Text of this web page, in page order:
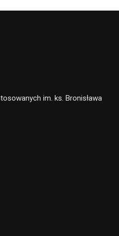
im. ks. Bronisława